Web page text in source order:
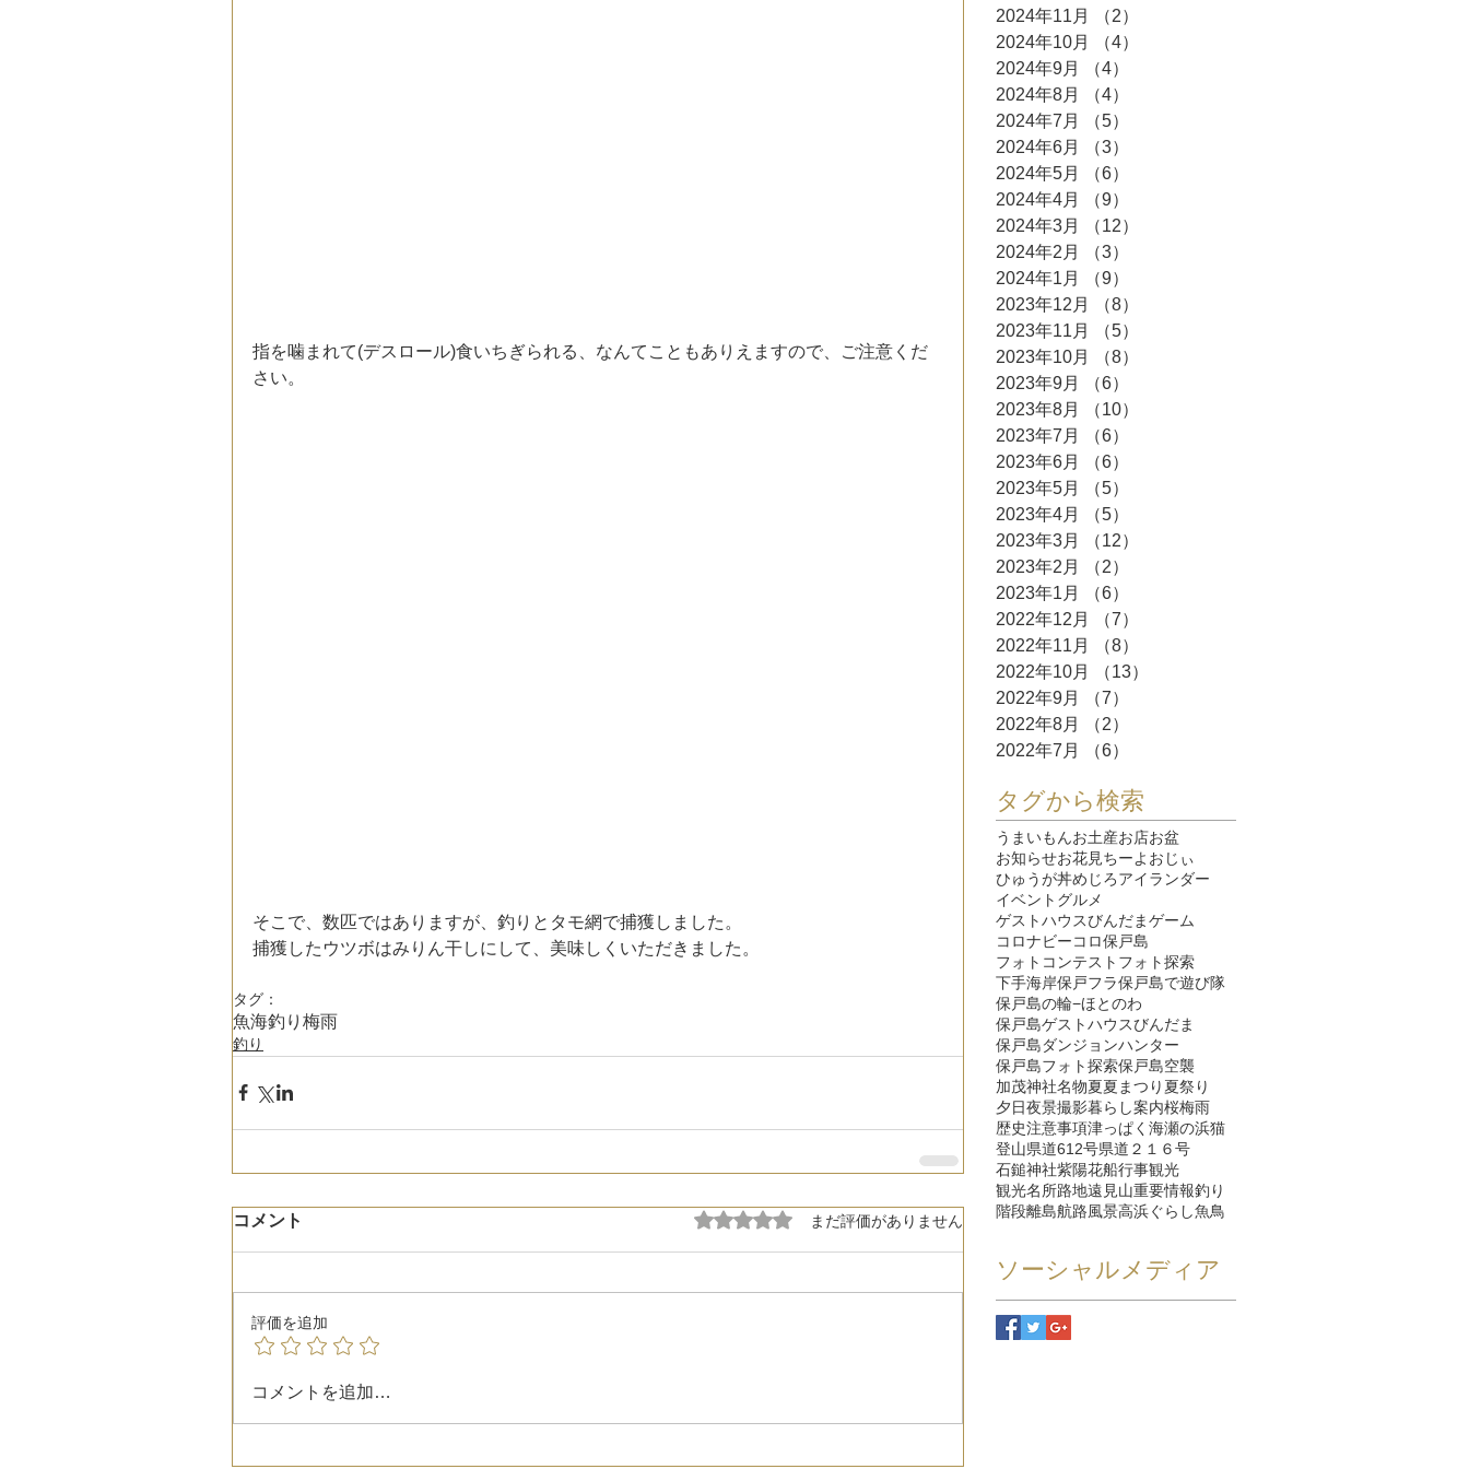
指を噛まれて(デスロール)食いちぎられる、なんてこともありえますので、ご注意くだ
さい。
そこで、数匹ではありますが、釣りとタモ網で捕獲しました。
捕獲したウツボはみりん干しにして、美味しくいただきました。
タグ：
魚海釣り 梅雨
釣り
コメント 5つ星のうち0と評価されています。
まだ評価がありません
評価を追加
コメントを追加…
2024年11月
（2）
2024年10月
（4）
2024年9月
（4）
2024年8月
（4）
2024年7月
（5）
2024年6月
（3）
2024年5月
（6）
2024年4月
（9）
2024年3月
（12）
2024年2月
（3）
2024年1月
（9）
2023年12月
（8）
2023年11月
（5）
2023年10月
（8）
2023年9月
（6）
2023年8月
（10）
2023年7月
（6）
2023年6月
（6）
2023年5月
（5）
2023年4月
（5）
2023年3月
（12）
2023年2月
（2）
2023年1月
（6）
2022年12月
（7）
2022年11月
（8）
2022年10月
（13）
2022年9月
（7）
2022年8月
（2）
2022年7月
（6）
タグから検索
うまいもんお土産お店お盆
お知らせお花見ちーよおじぃ
ひゅうが丼めじろアイランダー
イベント グルメ
ゲストハウスびんだまゲーム
コロナビーコロ保戸島
フォトコンテスト フォト探索
下手海岸保戸フラ保戸島で遊び隊
保戸島の輪−ほとのわ
保戸島ゲストハウスびんだま
保戸島ダンジョンハンター
保戸島フォト探索保戸島空襲
加茂神社名物夏夏まつり 夏祭り
夕日夜景撮影暮らし案内桜梅雨
歴史注意事項津っぱく 海瀬の浜猫
登山県道612号県道２１６号
石鎚神社紫陽花船行事観光
観光名所路地遠見山重要情報釣り
階段離島航路 風景高浜ぐらし魚鳥
ソーシャルメディア